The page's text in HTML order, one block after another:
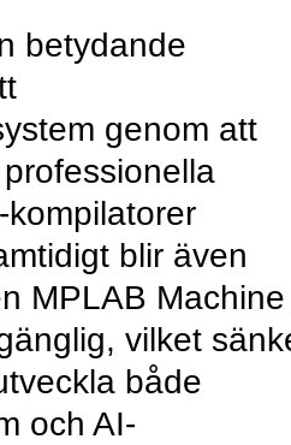
betydande
genom att
blir även
MPLAB Machine
vilket
både
och AI-